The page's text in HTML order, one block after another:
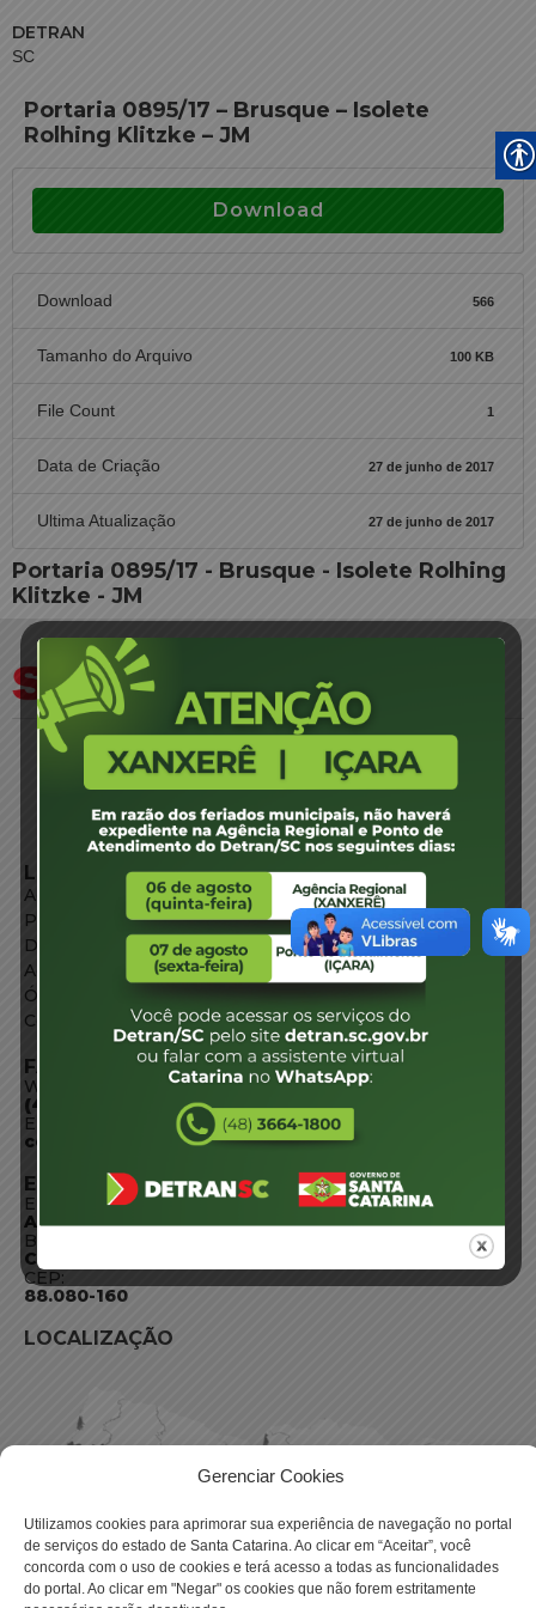
Gerenciar Cookies
Utilizamos cookies para aprimorar sua experiência de navegação no portal
de serviços do estado de Santa Catarina. Ao clicar em “Aceitar”, você
concorda com o uso de cookies e terá acesso a todas as funcionalidades
do portal. Ao clicar em "Negar" os cookies que não forem estritamente
DETRAN
SC
Portaria 0895/17 – Brusque – Isolete
Rolhing Klitzke – JM
Download
Download 566
Tamanho do Arquivo 100 KB
File Count 1
Data de Criação 27 de junho de 2017
Ultima Atualização 27 de junho de 2017
Portaria 0895/17 - Brusque - Isolete Rolhing
Klitzke - JM
LINKS EXTERNOS
Agência de Notícias
Portal de Serviços
Diário Oficial
Acesso à Informação
Órgãos do Governo
Conheça SC
FALE CONOSCO
WhatsApp:
(48) 3664-1800
E-mail:
centraldeinformacoes@detran.sc.gov.br
ENDEREÇO
Endereço:
Av. Almirante Tamandaré - 480
Bairro:
Coqueiros, Florianópolis SC
CEP:
88.080-160
LOCALIZAÇÃO